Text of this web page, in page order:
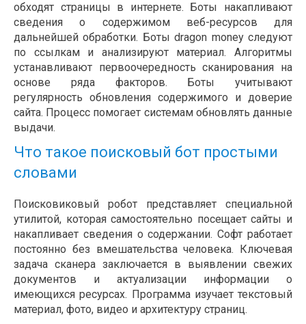
обходят страницы в интернете. Боты накапливают
сведения о содержимом веб-ресурсов для
дальнейшей обработки. Боты dragon money следуют
по ссылкам и анализируют материал. Алгоритмы
устанавливают первоочередность сканирования на
основе ряда факторов. Боты учитывают
регулярность обновления содержимого и доверие
сайта. Процесс помогает системам обновлять данные
выдачи.
Что такое поисковый бот простыми
словами
Поисковиковый робот представляет специальной
утилитой, которая самостоятельно посещает сайты и
накапливает сведения о содержании. Софт работает
постоянно без вмешательства человека. Ключевая
задача сканера заключается в выявлении свежих
документов и актуализации информации о
имеющихся ресурсах. Программа изучает текстовый
материал, фото, видео и архитектуру страниц.